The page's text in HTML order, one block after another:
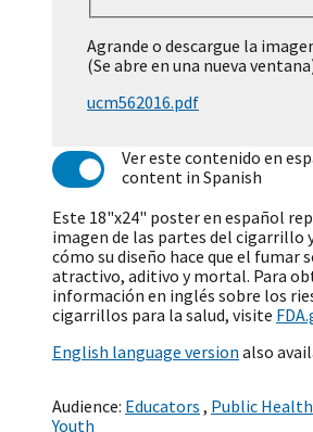
Agrande o descargue la
(Se abre en una nueva
ucm562016.pdf
Ver este contenido en
content in Spanish
Este 18"x24" poster en español
imagen de las partes del cigarrillo
cómo su diseño hace que el fumar
atractivo, aditivo y mortal. Para
información en inglés sobre los
cigarrillos para la salud, visite
English language version also
Audience: Educators , Public
Youth